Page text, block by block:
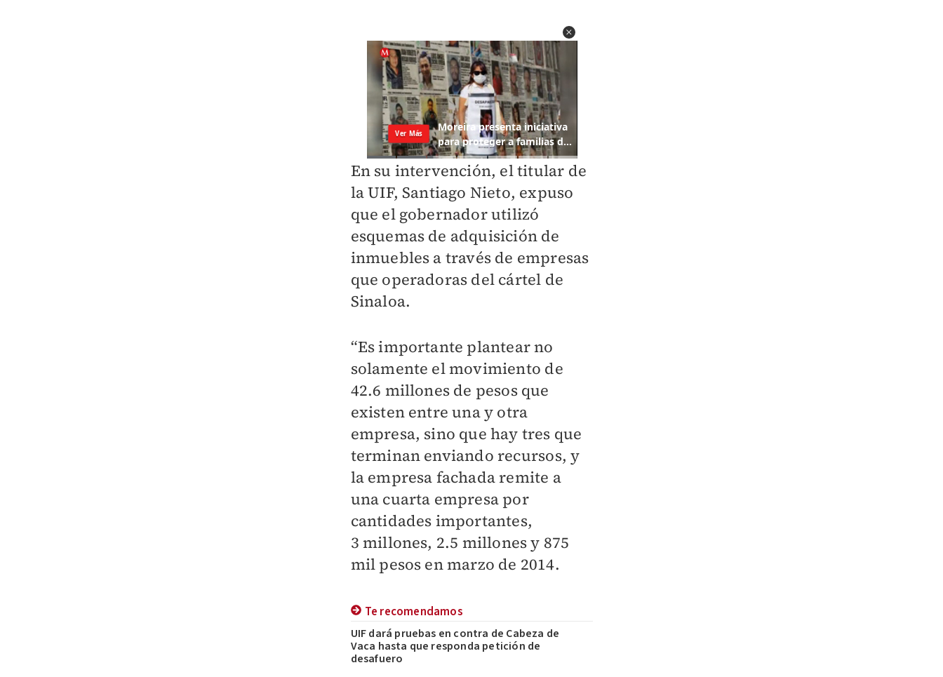
En su intervención, el titular de
la UIF, Santiago Nieto, expuso
que el gobernador utilizó
esquemas de adquisición de
inmuebles a través de empresas
que operadoras del cártel de
Sinaloa.
“Es importante plantear no
solamente el movimiento de
42.6 millones de pesos que
existen entre una y otra
empresa, sino que hay tres que
terminan enviando recursos, y
la empresa fachada remite a
una cuarta empresa por
cantidades importantes,
3 millones, 2.5 millones y 875
mil pesos en marzo de 2014.
Te recomendamos
UIF dará pruebas en contra de Cabeza de
Vaca hasta que responda petición de
desafuero